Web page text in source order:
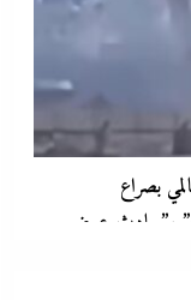
بصراع
و”حادث عرضي